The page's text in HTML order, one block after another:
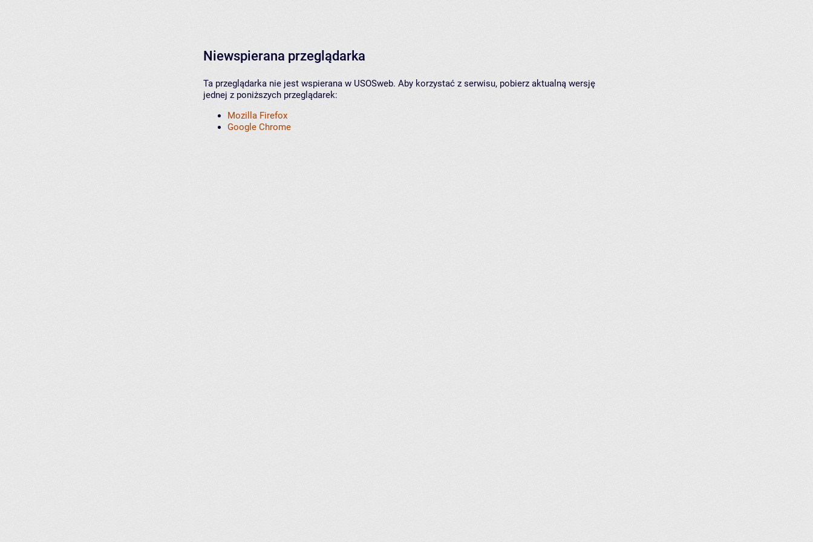
Niewspierana przeglądarka
Ta przeglądarka nie jest wspierana w USOSweb. Aby korzystać z serwisu, pobierz aktualną wersję
jednej z poniższych przeglądarek:
Mozilla Firefox
Google Chrome